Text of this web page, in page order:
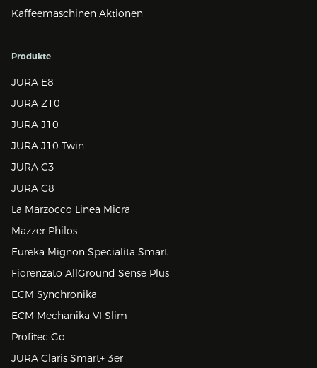
Kaffeemaschinen Aktionen
Produkte
JURA E8
JURA Z10
JURA J10
JURA J10 Twin
JURA C3
JURA C8
La Marzocco Linea Micra
Mazzer Philos
Eureka Mignon Specialita Smart
Fiorenzato AllGround Sense Plus
ECM Synchronika
ECM Mechanika VI Slim
Profitec Go
JURA Claris Smart+ 3er